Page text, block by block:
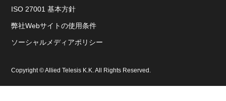
ISO 27001 基本方針
弊社Webサイトの使用条件
ソーシャルメディアポリシー
Copyright © Allied Telesis K.K. All Rights Reserved.